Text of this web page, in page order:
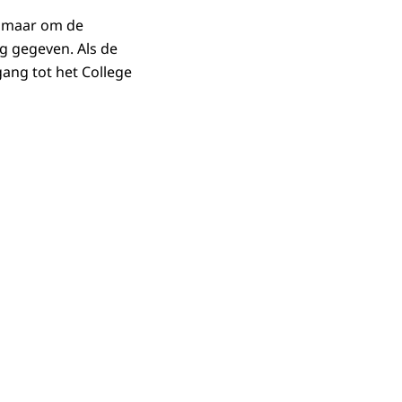
om de
gegeven. Als de
tot het College